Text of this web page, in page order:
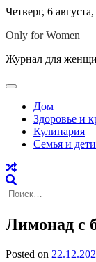
Skip
content
Четверг, 6
Only for Women
Журнал для
Дом
Здоровье и
Кулинария
Семья и дети
Найти:
Лимонад с
Posted on